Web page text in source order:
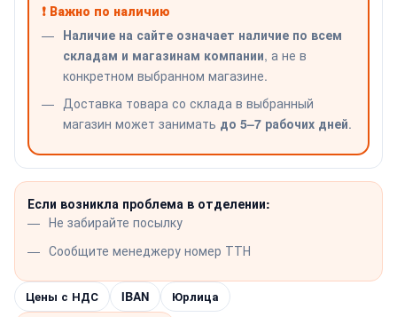
❗ Важно по наличию
Наличие на сайте означает наличие по всем
складам и магазинам компании, а не в
конкретном выбранном магазине.
Доставка товара со склада в выбранный
магазин может занимать до 5–7 рабочих дней.
Если возникла проблема в отделении:
Не забирайте посылку
Сообщите менеджеру номер ТТН
Цены с НДС IBAN
Юрлица